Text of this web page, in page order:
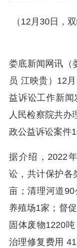
（12月30日，
娄底新闻网讯（
员 江映贵）12
益诉讼工作新
人民检察院共办
政公益诉讼案件
据介绍，2022
讼，共计保护各
亩；清理河道
养殖场1家；督
固体废物1220
治理修复费用